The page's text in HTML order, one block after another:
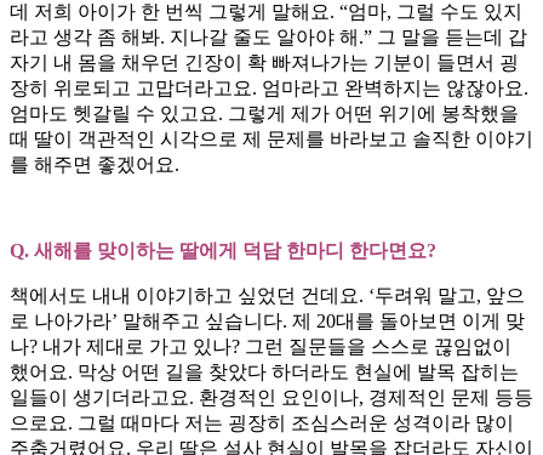
데 저희 아이가 한 번씩 그렇게 말해요. “엄마, 그럴 수도 있지
라고 생각 좀 해봐. 지나갈 줄도 알아야 해.” 그 말을 듣는데 갑
자기 내 몸을 채우던 긴장이 확 빠져나가는 기분이 들면서 굉
장히 위로되고 고맙더라고요. 엄마라고 완벽하지는 않잖아요.
엄마도 헷갈릴 수 있고요. 그렇게 제가 어떤 위기에 봉착했을
때 딸이 객관적인 시각으로 제 문제를 바라보고 솔직한 이야기
를 해주면 좋겠어요.
Q. 새해를 맞이하는 딸에게 덕담 한마디 한다면요?
책에서도 내내 이야기하고 싶었던 건데요. ‘두려워 말고, 앞으
로 나아가라’ 말해주고 싶습니다. 제 20대를 돌아보면 이게 맞
나? 내가 제대로 가고 있나? 그런 질문들을 스스로 끊임없이
했어요. 막상 어떤 길을 찾았다 하더라도 현실에 발목 잡히는
일들이 생기더라고요. 환경적인 요인이나, 경제적인 문제 등등
으로요. 그럴 때마다 저는 굉장히 조심스러운 성격이라 많이
주춤거렸어요. 우리 딸은 설사 현실이 발목을 잡더라도 자신이